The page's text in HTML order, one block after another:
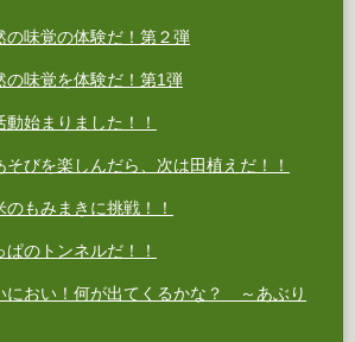
の味覚の体験だ！第２弾
の味覚を体験だ！第1弾
動始まりました！！
そびを楽しんだら、次は田植えだ！！
のもみまきに挑戦！！
ぱのトンネルだ！！
におい！何が出てくるかな？ ～あぶり